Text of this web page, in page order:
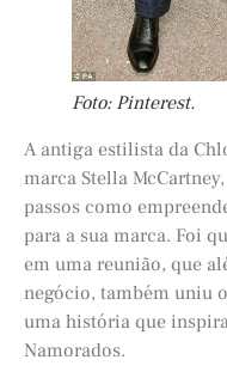
Foto: Pinterest.
A antiga estilista da
marca Stella
passos como
para a sua marca. Foi
em uma reunião, que
negócio, também uniu
uma história que
Namorados.